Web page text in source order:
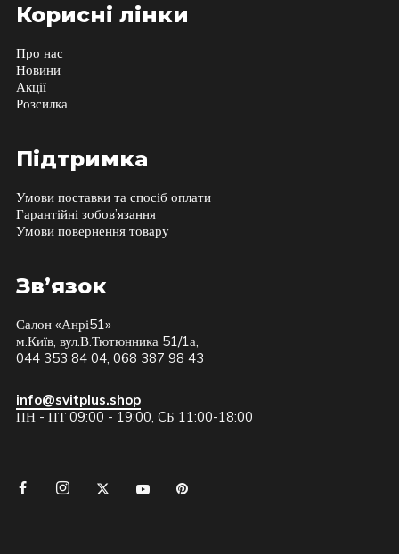
Корисні лінки
Про нас
Новини
Акції
Розсилка
Підтримка
Умови поставки та спосіб оплати
Гарантійні зобов’язання
Умови повернення товару
Зв’язок
Салон «Анрі51»
м.Київ, вул.В.Тютюнника 51/1а,
044 353 84 04, 068 387 98 43
info@svitplus.shop
ПН - ПТ 09:00 - 19:00, CБ 11:00-18:00